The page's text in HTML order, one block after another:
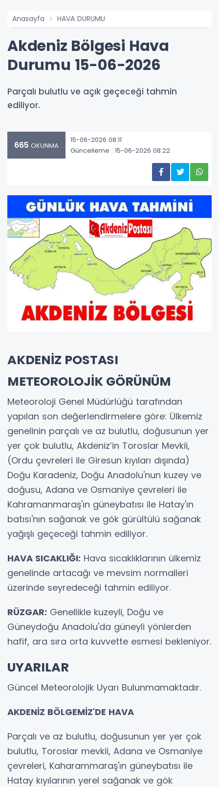
Anasayfa HAVA DURUMU
Akdeniz Bölgesi Hava
Durumu 15-06-2026
Parçalı bulutlu ve açık geçeceği tahmin
ediliyor.
665 OKUNMA
15-06-2026 08:11
Güncelleme : 15-06-2026 08:22
AKDENİZ POSTASI
METEOROLOJİK GÖRÜNÜM
Meteoroloji Genel Müdürlüğü tarafından
yapılan son değerlendirmelere göre: Ülkemiz
genelinin parçalı ve az bulutlu, doğusunun yer
yer çok bulutlu, Akdeniz’in Toroslar Mevkii,
(Ordu çevreleri ile Giresun kıyıları dışında)
Doğu Karadeniz, Doğu Anadolu'nun kuzey ve
doğusu, Adana ve Osmaniye çevreleri ile
Kahramanmaraş'ın güneybatısı ile Hatay'ın
batısı'nın sağanak ve gök gürültülü sağanak
yağışlı geçeceği tahmin ediliyor.
HAVA SICAKLIĞI: Hava sıcaklıklarının ülkemiz
genelinde artacağı ve mevsim normalleri
üzerinde seyredeceği tahmin ediliyor.
RÜZGAR: Genellikle kuzeyli, Doğu ve
Güneydoğu Anadolu'da güneyli yönlerden
hafif, ara sıra orta kuvvette esmesi bekleniyor.
UYARILAR
Güncel Meteorolojik Uyarı Bulunmamaktadır.
AKDENİZ BÖLGEMİZ'DE HAVA
Parçalı ve az bulutlu, doğusunun yer yer çok
bulutlu, Toroslar mevkii, Adana ve Osmaniye
çevreleri, Kaharammaraş'ın güneybatısı ile
Hatay kıyılarının yerel sağanak ve gök